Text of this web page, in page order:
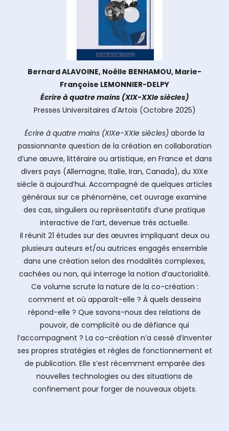
Bernard ALAVOINE, Noëlle BENHAMOU, Marie-
Françoise LEMONNIER-DELPY
Écrire à quatre mains (XIX-XXIe siècles)
Presses Universitaires d'Artois (Octobre 2025)
Écrire à quatre mains (XIXe-XXIe siècles) aborde la
passionnante question de la création en collaboration
d’une œuvre, littéraire ou artistique, en France et dans
divers pays (Allemagne, Italie, Iran, Canada), du XIXe
siècle à aujourd’hui. Accompagné de quelques articles
généraux sur ce phénomène, cet ouvrage examine
des cas, singuliers ou représentatifs d’une pratique
interactive de l’art, devenue très actuelle.
Il réunit 21 études sur des œuvres impliquant deux ou
plusieurs auteurs et/ou autrices engagés ensemble
dans une création selon des modalités complexes,
cachées ou non, qui interroge la notion d’auctorialité.
Ce volume scrute la nature de la co-création :
comment et où apparaît-elle ? À quels desseins
répond-elle ? Que savons-nous des relations de
pouvoir, de complicité ou de défiance qui
l’accompagnent ? La co-création n’a cessé d’inventer
ses propres stratégies et règles de fonctionnement et
de publication. Elle s’est récemment emparée des
nouvelles technologies ou des situations de
confinement pour forger de nouveaux objets.